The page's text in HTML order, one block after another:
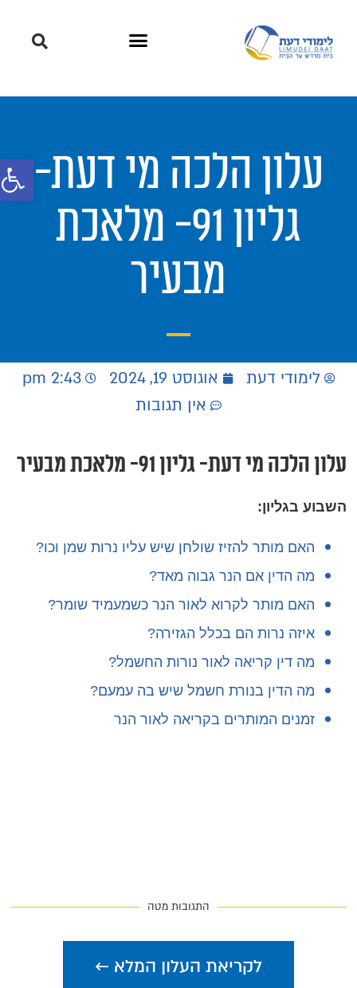
פתח עלון הלכה מי דעת-
גליון 91- מלאכת
מבעיר
לימודי דעת אוגוסט 19, 2024
2:43 pm
אין תגובות
עלון הלכה מי דעת- גליון 91- מלאכת מבעיר
השבוע בגליון:
האם מותר להזיז שולחן שיש עליו נרות שמן וכו?
מה הדין אם הנר גבוה מאד?
האם מותר לקרוא לאור הנר כשמעמיד שומר?
איזה נרות הם בכלל הגזירה?
מה דין קריאה לאור נורות החשמל?
מה הדין בנורת חשמל שיש בה עמעם?
זמנים המותרים בקריאה לאור הנר
התגובות מטה
לקריאת העלון המלא ←